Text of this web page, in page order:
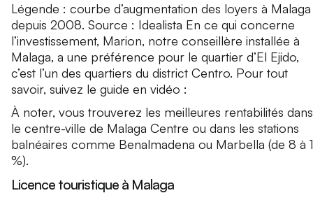
Légende : courbe d’augmentation des loyers à Malaga
depuis 2008. Source : Idealista En ce qui concerne
l’investissement, Marion, notre conseillère installée à
Malaga, a une préférence pour le quartier d’El Ejido,
c’est l’un des quartiers du district Centro. Pour tout
savoir, suivez le guide en vidéo :
À noter, vous trouverez les meilleures rentabilités dans
le centre-ville de Malaga Centre ou dans les stations
balnéaires comme Benalmadena ou Marbella (de 8 à
%).
Licence touristique à Malaga